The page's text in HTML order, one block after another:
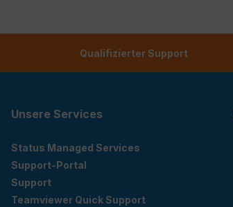
Qualifizierter Support
Unsere Services
Status Managed Services
Support-Portal
Support
Teamviewer Quick Support